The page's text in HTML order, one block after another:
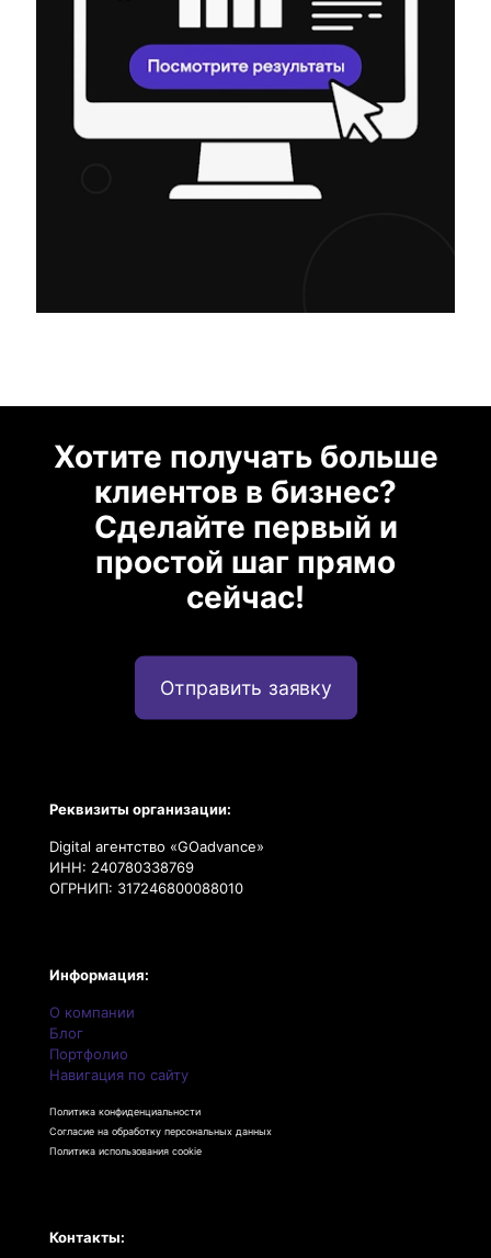
Хотите получать больше
клиентов в бизнес?
Сделайте первый и
простой шаг прямо
сейчас!
Отправить заявку
Реквизиты организации:
Digital агентство «GOadvance»
ИНН: 240780338769
ОГРНИП: 317246800088010
Информация:
О компании
Блог
Портфолио
Навигация по сайту
Политика конфиденциальности
Согласие на обработку персональных данных
Политика использования cookie
Контакты: